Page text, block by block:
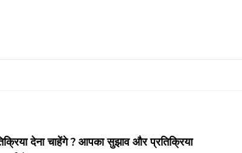
देना चाहेंगे ? आपका सुझाव और प्रतिक्रिया